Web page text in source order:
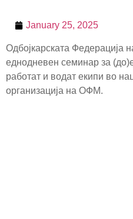
January 25, 2025
Одбојкарската Федерација
еднодневен семинар за
работат и водат екипи во
организација на ОФМ.